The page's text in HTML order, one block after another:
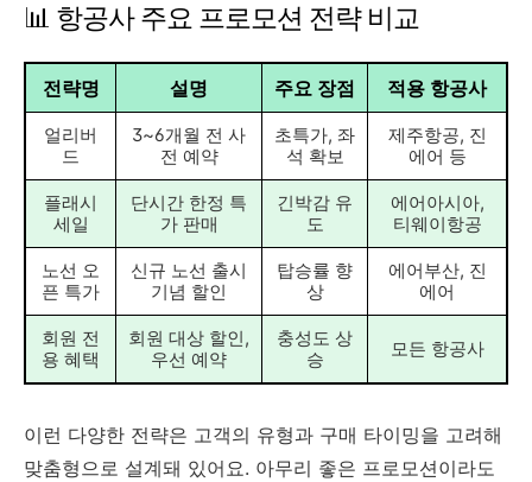
📊 항공사 주요 프로모션 전략 비교
전략명 설명 주요 장점 적용 항공사
얼리버
드
3~6개월 전 사
전 예약
초특가, 좌
석 확보
제주항공, 진
에어 등
플래시
세일
단시간 한정 특
가 판매
긴박감 유
도
에어아시아,
티웨이항공
노선 오
픈 특가
신규 노선 출시
기념 할인
탑승률 향
상
에어부산, 진
에어
회원 전
용 혜택
회원 대상 할인,
우선 예약
충성도 상
승
모든 항공사
이런 다양한 전략은 고객의 유형과 구매 타이밍을 고려해
맞춤형으로 설계돼 있어요. 아무리 좋은 프로모션이라도